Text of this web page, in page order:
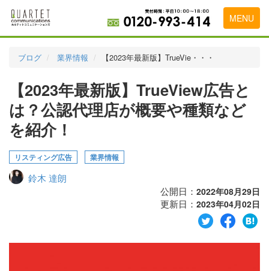
MENU
実績・お客様の声
初めて導入をお考えの方
広告代理店・HP制作会社様へ
お問い合わせ
ブログ 業界情報 【2023年最新版】TrueVie・・・
【2023年最新版】TrueView広告と
は？公認代理店が概要や種類など
を紹介！
リスティング広告 業界情報
鈴木 達朗
公開日： 2022年08月29日
更新日： 2023年04月02日